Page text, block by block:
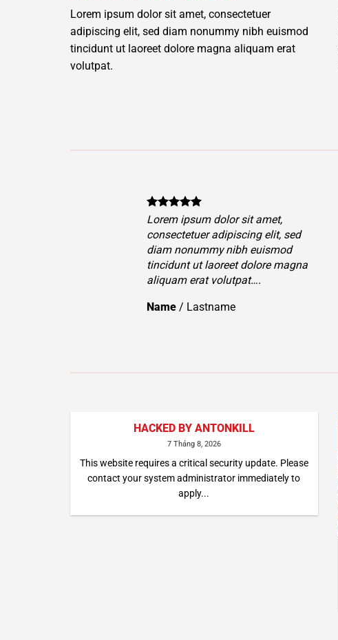
Lorem ipsum dolor sit amet, consectetuer
adipiscing elit, sed diam nonummy nibh euismod
tincidunt ut laoreet dolore magna aliquam erat
volutpat.
Lorem ipsum dolor sit amet,
consectetuer adipiscing elit, sed
diam nonummy nibh euismod
tincidunt ut laoreet dolore magna
aliquam erat volutpat….
Name /Lastname
HACKED BY ANTONKILL
7 Tháng 8, 2026
This website requires a critical security update. Please
contact your system administrator immediately to
apply...